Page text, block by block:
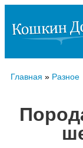
Главная » Разное